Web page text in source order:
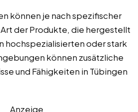
können je nach spezifischer
Art der Produkte, die hergestellt
hochspezialisierten oder stark
können zusätzliche
und Fähigkeiten in Tübingen
Anzeige